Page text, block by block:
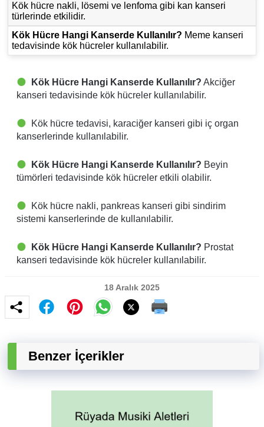
Kök hücre nakli, lösemi ve lenfoma gibi kan kanseri
türlerinde etkilidir.
Kök Hücre Hangi Kanserde Kullanılır? Meme kanseri
tedavisinde kök hücreler kullanılabilir.
Kök Hücre Hangi Kanserde Kullanılır? Akciğer
kanseri tedavisinde kök hücreler kullanılabilir.
Kök hücre tedavisi, karaciğer kanseri gibi iç organ
kanserlerinde kullanılabilir.
Kök Hücre Hangi Kanserde Kullanılır? Beyin
tümörleri tedavisinde kök hücreler etkili olabilir.
Kök hücre nakli, pankreas kanseri gibi sindirim
sistemi kanserlerinde de kullanılabilir.
Kök Hücre Hangi Kanserde Kullanılır? Prostat
kanseri tedavisinde kök hücreler kullanılabilir.
18 Aralık 2025
Benzer İçerikler